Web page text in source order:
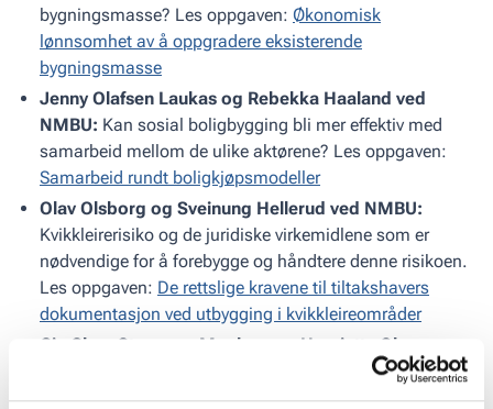
bygningsmasse? Les oppgaven: Økonomisk
lønnsomhet av å oppgradere eksisterende
bygningsmasse
Jenny Olafsen Laukas og Rebekka Haaland ved
NMBU: Kan sosial boligbygging bli mer effektiv med
samarbeid mellom de ulike aktørene? Les oppgaven:
Samarbeid rundt boligkjøpsmodeller
Olav Olsborg og Sveinung Hellerud ved NMBU:
Kvikkleirerisiko og de juridiske virkemidlene som er
nødvendige for å forebygge og håndtere denne risikoen.
Les oppgaven: De rettslige kravene til tiltakshavers
dokumentasjon ved utbygging i kvikkleireområder
Gia Clara Stenseng-Moelven og Henriette Olsen
Hvordan påvirker eiendomsutvikling
nattøkonomi i urbane byer? Les oppgaven:Når solen